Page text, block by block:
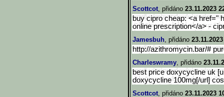
Scottcot, přidáno 23.11.2023
buy cipro cheap: <a href="
online prescription</a> -
Jamesbuh, přidáno
http://azithromycin.bar/#
Charleswramy, přidáno
best price doxycycline uk
doxycycline 100mg[/url]
Scottcot, přidáno 23.11.2023